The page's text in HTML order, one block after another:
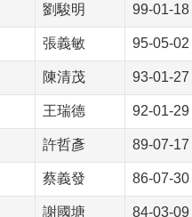
劉駿明 99-01-18
張義敏 95-05-02
陳清茂 93-01-27
王瑞德 92-01-29
許哲彥 89-07-17
蔡義發 86-07-30
謝國塘 84-03-09